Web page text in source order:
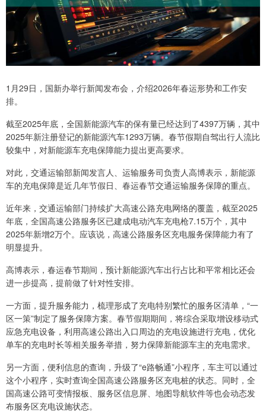
1月29日，国新办举行新闻发布会，介绍2026年春运形势和工作安
排。
截至2025年底，全国新能源汽车的保有量已经达到了4397万辆，其中
2025年新注册登记的新能源汽车1293万辆。春节假期自驾出行人流比
较集中，对新能源车充电保障能力提出更高要求。
对此，交通运输部新闻发言人、运输服务司负责人高博表示，新能源
车的充电保障是近几年节假日、春运春节交通运输服务保障的重点。
近年来，交通运输部门持续扩大高速公路充电网络的覆盖，截至2025
年底，全国高速公路服务区已建成电动汽车充电枪7.15万个，其中
2025年新增2万个。应该说，高速公路服务区充电服务保障能力有了
明显提升。
高博表示，春运春节期间，预计新能源汽车出行占比和平常相比还会
进一步提高，提前做了针对性安排。
一方面，提升服务能力，梳理形成了充电特别繁忙的服务区清单，“一
区一策”制定了服务保障方案。春节假期期间，将综合采取增设移动式
应急充电设备，利用高速公路出入口周边的充电设施进行充电，优化
单车的充电时长等相关服务举措，努力保障新能源车主的充电需求。
另一方面，便利信息的查询，升级了“e路畅通”小程序，车主可以通过
这个小程序，实时查询全国高速公路服务区充电桩的状态。同时，全
国高速公路可变情报板、服务区信息屏、地图导航软件等也会动态发
布服务区充电设施状态。